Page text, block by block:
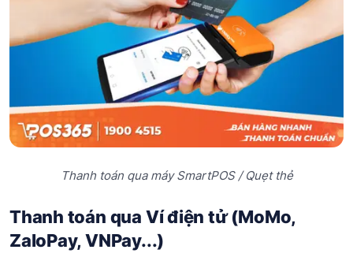
Thanh toán qua máy SmartPOS / Quẹt thẻ
Thanh toán qua Ví điện tử (MoMo,
ZaloPay, VNPay...)